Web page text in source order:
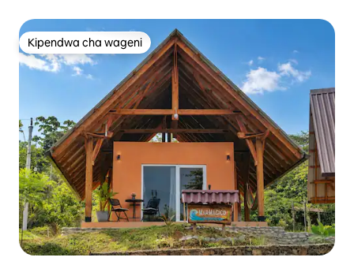
Kipendwa cha wageni
Kipendwa cha wageni